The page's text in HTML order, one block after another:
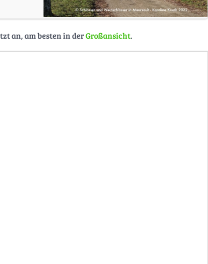
an, am besten in derGroßansicht.